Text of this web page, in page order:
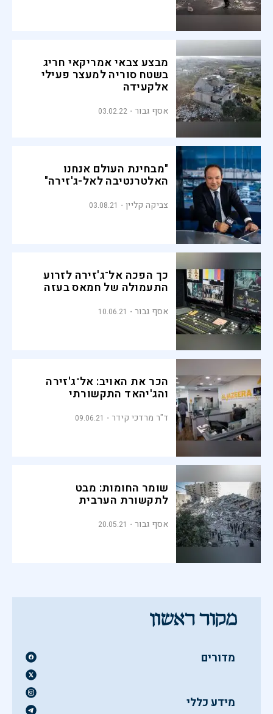
מבצע צבאי אמריקאי חריג
בשטח סוריה למעצר פעילי
אלקעידה
אסף גבור 03.02.22
"מבחינת העולם אנחנו
האלטרנטיבה לאל-ג'זירה"
צביקה קליין 03.08.21
כך הפכה אל־ג'זירה לזרוע
התעמולה של חמאס בעזה
אסף גבור 10.06.21
הכר את האויב: אל־ג'זירה
והג'יהאד התקשורתי
ד"ר מרדכי קידר 09.06.21
שומר החומות: מבט
לתקשורת הערבית
אסף גבור 20.05.21
מדורים
מידע כללי